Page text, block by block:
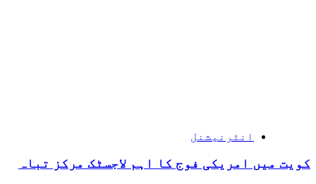
انٹرنیشنل
کویت میں امریکی فوج کا اہم لاجسٹک مرکز تباہ